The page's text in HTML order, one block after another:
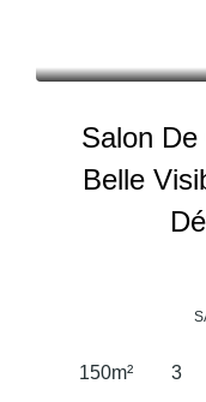
Salon
Belle
150m² 3